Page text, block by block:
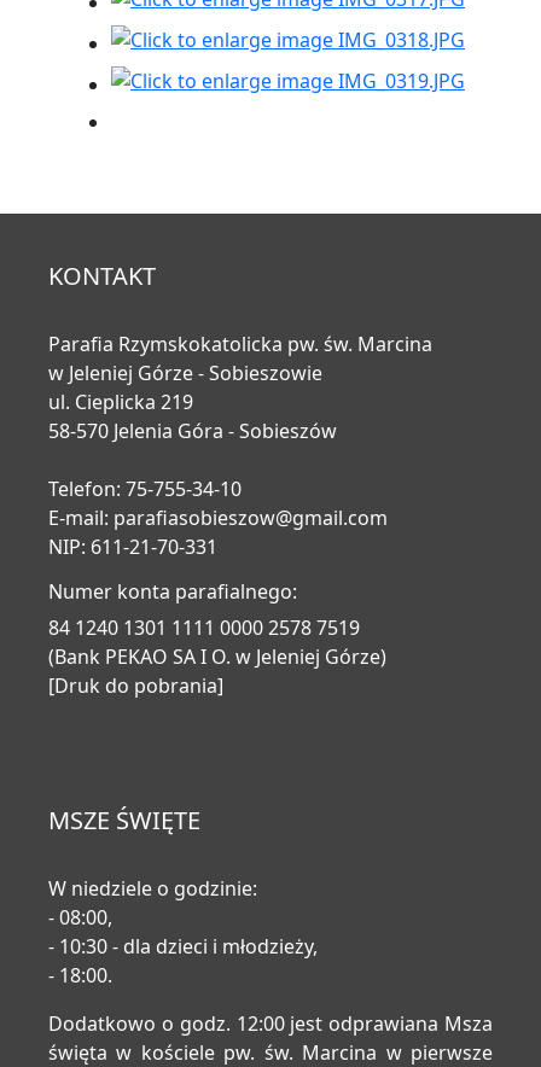
KONTAKT
Parafia Rzymskokatolicka pw. św. Marcina
w Jeleniej Górze - Sobieszowie
ul. Cieplicka 219
58-570 Jelenia Góra - Sobieszów
Telefon: 75-755-34-10
E-mail: parafiasobieszow@gmail.com
NIP: 611-21-70-331
Numer konta parafialnego:
84 1240 1301 1111 0000 2578 7519
(Bank PEKAO SA I O. w Jeleniej Górze)
[Druk do pobrania]
MSZE ŚWIĘTE
W niedziele o godzinie:
- 08:00,
- 10:30 - dla dzieci i młodzieży,
- 18:00.
Dodatkowo o godz. 12:00 jest odprawiana Msza
święta w kościele pw. św. Marcina w pierwsze